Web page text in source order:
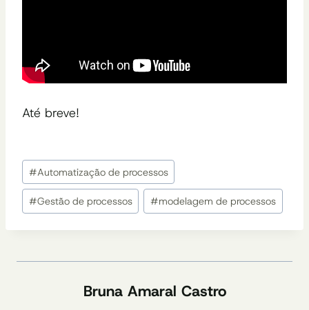
Até breve!
Tags
do
Post:
#Automatização de processos
#Gestão de processos #modelagem de processos
Bruna Amaral Castro